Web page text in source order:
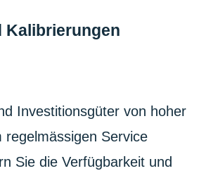
Kalibrierungen
Investitionsgüter von hoher
regelmässigen Service
Sie die Verfügbarkeit und